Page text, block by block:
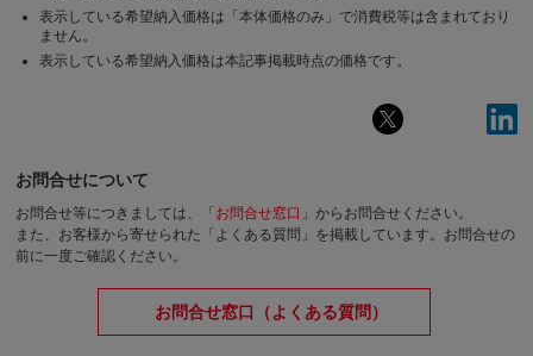
表示している希望納入価格は「本体価格のみ」で消費税等は含まれており
ません。
表示している希望納入価格は本記事掲載時点の価格です。
お問合せについて
お問合せ等につきましては、「お問合せ窓口 」からお問合せください。
また、お客様から寄せられた「よくある質問」を掲載しています。お問合せの
前に一度ご確認ください。
お問合せ窓口（よくある質問）